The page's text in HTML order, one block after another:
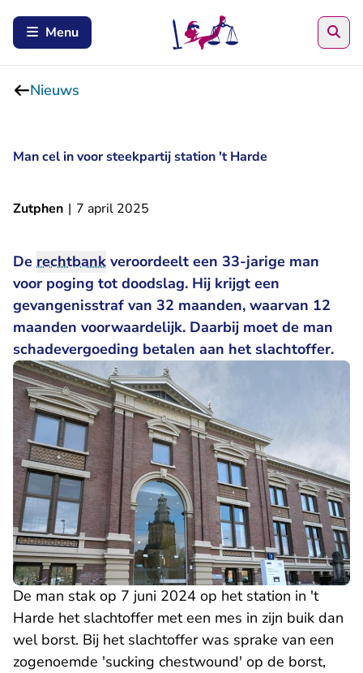
Menu
Nieuws
Man cel in voor steekpartij station 't Harde
Zutphen | 7 april 2025
De rechtbank veroordeelt een 33-jarige man
voor poging tot doodslag. Hij krijgt een
gevangenisstraf van 32 maanden, waarvan 12
maanden voorwaardelijk. Daarbij moet de man
schadevergoeding betalen aan het slachtoffer.
De man stak op 7 juni 2024 op het station in 't
Harde het slachtoffer met een mes in zijn buik dan
wel borst. Bij het slachtoffer was sprake van een
zogenoemde 'sucking chestwound' op de borst,